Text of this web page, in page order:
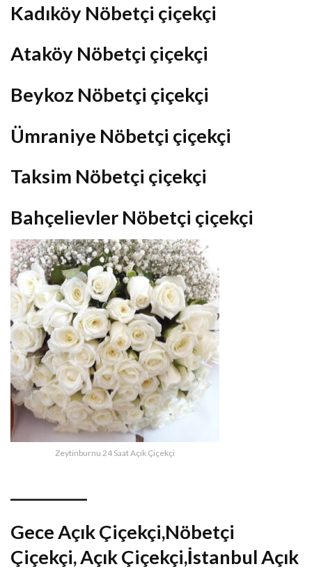
Kadıköy Nöbetçi çiçekçi
Ataköy Nöbetçi çiçekçi
Beykoz Nöbetçi çiçekçi
Ümraniye Nöbetçi çiçekçi
Taksim Nöbetçi çiçekçi
Bahçelievler Nöbetçi çiçekçi
Zeytinburnu 24 Saat Açık Çiçekçi
Gece Açık Çiçekçi,Nöbetçi
Çiçekçi, Açık Çiçekçi,İstanbul Açık